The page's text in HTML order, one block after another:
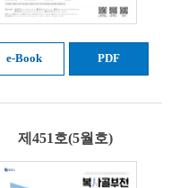
e-Book PDF
제451호(5월호)